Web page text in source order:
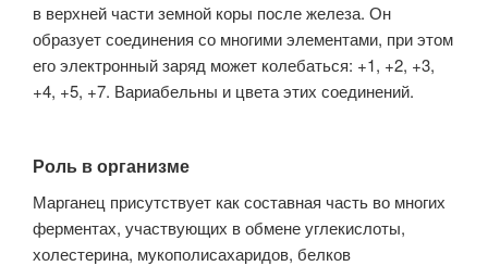
в верхней части земной коры после железа. Он
образует соединения со многими элементами, при этом
его электронный заряд может колебаться: +1, +2, +3,
+4, +5, +7. Вариабельны и цвета этих соединений.
Роль в организме
Марганец присутствует как составная часть во многих
ферментах, участвующих в обмене углекислоты,
холестерина, мукополисахаридов, белков